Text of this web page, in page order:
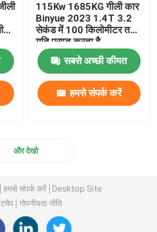
115Kw 1685KG गीली कार
Binyue 2023 1.4T 3.2
सेकंड में 100 किलोमीटर तक
गति प्राप्त करता है
सबसे अच्छी कीमत
हमसे संपर्क करें
और देखो
हमसे संपर्क करें
Desktop Site
गोपनीयता नीति